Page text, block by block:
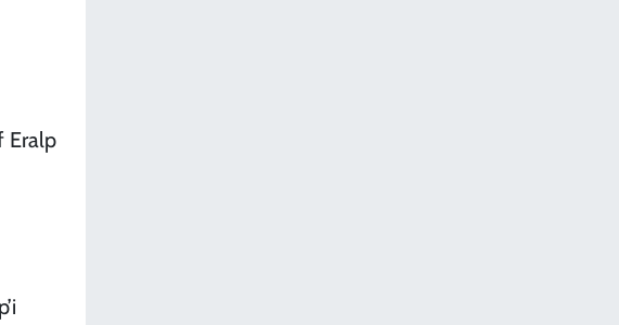
Eralp